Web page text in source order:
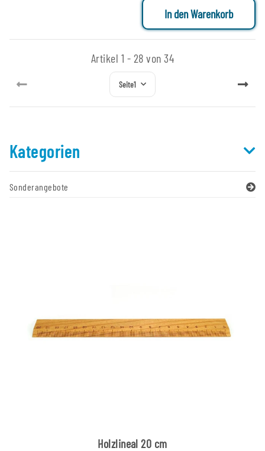
In den Warenkorb
Artikel 1 - 28 von 34
Seite1
Kategorien
Sonderangebote
Holzlineal 20 cm